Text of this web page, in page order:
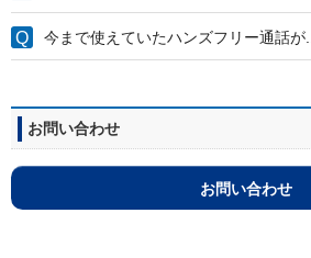
今まで使えていたハンズフリー通話が...
お問い合わせ
お問い合わせ